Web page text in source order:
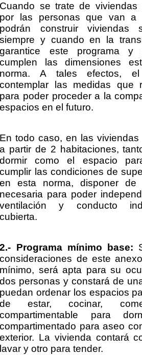
Cuando se trate de viviendas
por las personas que van a
podrán construir viviendas
siempre y cuando en la
garantice este programa y
cumplen las dimensiones
norma. A tales efectos, el
contemplar las medidas que
para poder proceder a la
espacios en el futuro.
En todo caso, en las viviendas
a partir de 2 habitaciones,
dormir como el espacio
cumplir las condiciones de
en esta norma, disponer de
necesaria para poder
ventilación y conducto
cubierta.
2.- Programa mínimo base:
consideraciones de este
mínimo, será apta para su
dos personas y constará de
puedan ordenar los espacios
de estar, cocinar,
compartimentable para
compartimentado para aseo
exterior. La vivienda contará
lavar y otro para tender.